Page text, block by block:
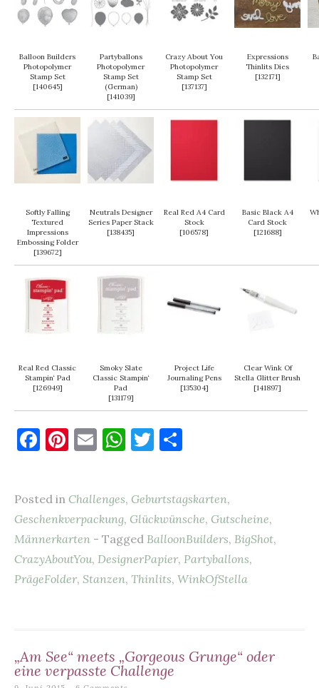
Balloon Builders
Photopolymer
Stamp Set
[140645]
Partyballons
Photopolymer
Stamp Set
(German)
[141039]
Crazy About You
Photopolymer
Stamp Set
[137137]
Expressions
Thinlits Dies
[132171]
Softly Falling
Textured
Impressions
Embossing Folder
[139672]
Neutrals Designer
Series Paper Stack
[138435]
Real Red A4 Card
Stock
[106578]
Basic Black A4
Card Stock
[121688]
Real Red Classic
Stampin‘ Pad
[126949]
Smoky Slate
Classic Stampin‘
Pad
[131179]
Project Life
Journaling Pens
[135304]
Clear Wink Of
Stella Glitter Brush
[141897]
F
e
b
o
o
Pi
es
t
E
l
W
s
A
p
p
T
te
r
n
Posted in Challenges, Geburtstagskarten,
Geschenkverpackung, Glückwünsche, Gutscheine,
Männerkarten - Tagged BalloonBuilders, BigShot,
CrazyAboutYou, DesignerPapier, Partyballons,
PrägeFolder, Stanzen, Thinlits, WinkOfStella
„Am See“ meets „Gorgeous Grunge“ oder
eine verpasste Challenge